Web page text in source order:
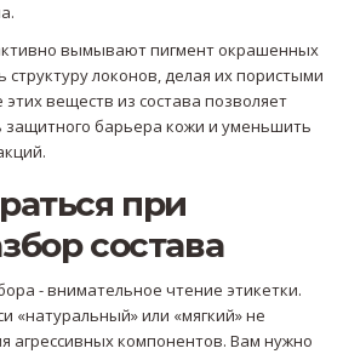
вымывают пигмент окрашенных
структуру локонов, делая их пористыми
веществ из состава позволяет
защитного барьера кожи и уменьшить
при
состава
- внимательное чтение этикетки.
«натуральный» или «мягкий» не
агрессивных компонентов. Вам нужно